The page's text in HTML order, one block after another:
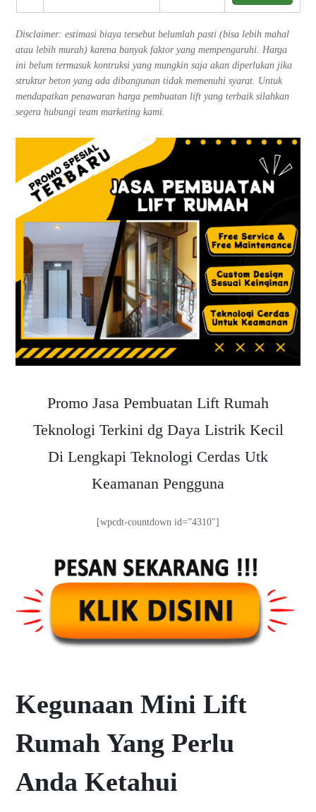
Disclaimer: estimasi biaya tersebut belumlah pasti (bisa lebih mahal
atau lebih murah) karena banyak faktor yang mempengaruhi. Harga
ini belum termasuk kontruksi yang mungkin saja akan diperlukan jika
struktur beton yang ada dibangunan tidak memenuhi syarat. Untuk
mendapatkan penawaran harga pembuatan lift yang terbaik silahkan
segera hubungi team marketing kami.
Promo Jasa Pembuatan Lift Rumah
Teknologi Terkini dg Daya Listrik Kecil
Di Lengkapi Teknologi Cerdas Utk
Keamanan Pengguna
[wpcdt-countdown id=”4310″]
Kegunaan Mini Lift
Rumah Yang Perlu
Anda Ketahui